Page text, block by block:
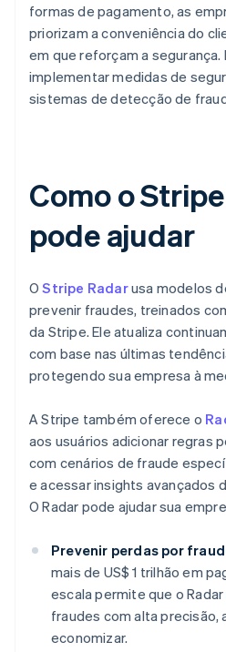
formas de pagamento, as
priorizam a conveniência do
em que reforçam a
implementar medidas de
sistemas de detecção de
Como o
pode ajudar
OStripe Radarusa modelos
prevenir fraudes, treinados
da Stripe. Ele atualiza
com base nas últimas
protegendo sua empresa à
A Stripe também oferece o
aos usuários adicionar regras
com cenários de fraude
e acessar insights avançados
O Radar pode ajudar sua
Prevenir perdas por
mais de US$ 1 trilhão em
escala permite que o
fraudes com alta precisão,
economizar.